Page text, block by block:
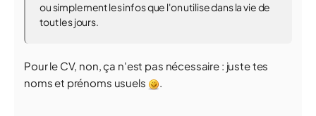
ou simplement les infos que l'on utilise dans la vie de
tout les jours.
Pour le CV, non, ça n'est pas nécessaire : juste tes
noms et prénoms usuels
.